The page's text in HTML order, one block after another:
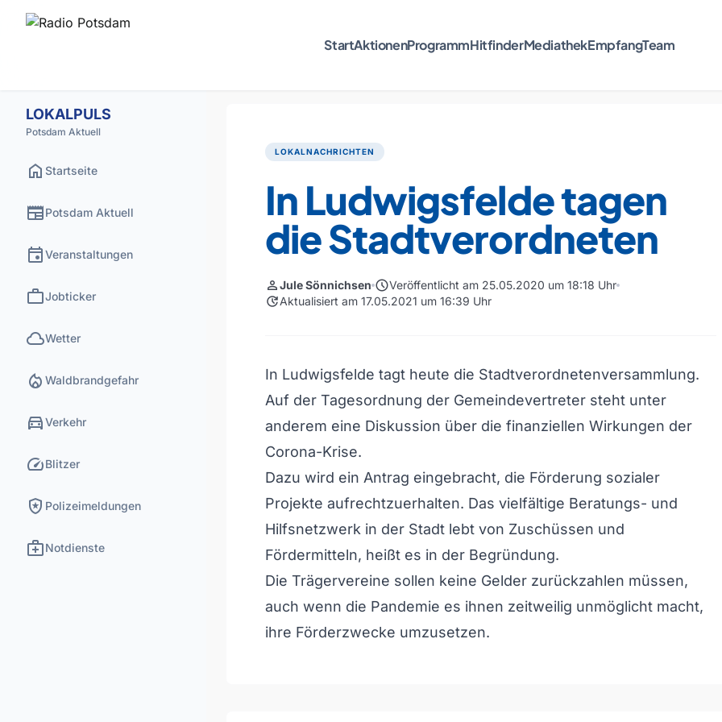
StartAktionenProgrammHitfinderMediathekEmpfangTeam
LOKALPULS
Potsdam Aktuell
home Startseite
newspaperPotsdam Aktuell
eventVeranstaltungen
workJobticker
cloudWetter
local_fire_department Waldbrandgefahr
directions_carVerkehr
speedBlitzer
local_police Polizeimeldungen
medical_servicesNotdienste
LOKALNACHRICHTEN
In Ludwigsfelde tagen
die Stadtverordneten
personJule Sönnichsen scheduleVeröffentlicht am 25.05.2020 um 18:18 Uhr
updateAktualisiert am 17.05.2021 um 16:39 Uhr
In Ludwigsfelde tagt heute die Stadtverordnetenversammlung.
Auf der Tagesordnung der Gemeindevertreter steht unter
anderem eine Diskussion über die finanziellen Wirkungen der
Corona-Krise.
Dazu wird ein Antrag eingebracht, die Förderung sozialer
Projekte aufrechtzuerhalten. Das vielfältige Beratungs- und
Hilfsnetzwerk in der Stadt lebt von Zuschüssen und
Fördermitteln, heißt es in der Begründung.
Die Trägervereine sollen keine Gelder zurückzahlen müssen,
auch wenn die Pandemie es ihnen zeitweilig unmöglicht macht,
ihre Förderzwecke umzusetzen.